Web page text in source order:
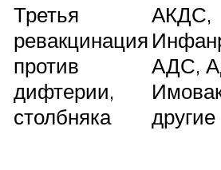
Третья
ревакцинация
против
дифтерии,
столбняка
АКДС,
АДС,
другие